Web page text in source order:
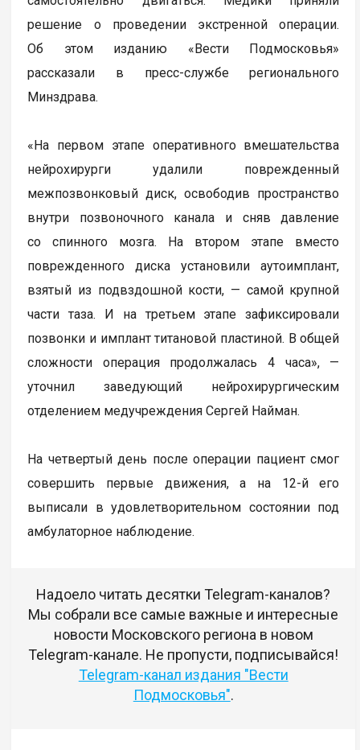
решение о проведении экстренной операции.
Об этом изданию «Вести Подмосковья»
рассказали в пресс-службе регионального
Минздрава.
«На первом этапе оперативного вмешательства
нейрохирурги удалили поврежденный
межпозвонковый диск, освободив пространство
внутри позвоночного канала и сняв давление
со спинного мозга. На втором этапе вместо
поврежденного диска установили аутоимплант,
взятый из подвздошной кости, — самой крупной
части таза. И на третьем этапе зафиксировали
позвонки и имплант титановой пластиной. В общей
сложности операция продолжалась 4 часа», —
уточнил заведующий нейрохирургическим
отделением медучреждения Сергей Найман.
На четвертый день после операции пациент смог
совершить первые движения, а на 12-й его
выписали в удовлетворительном состоянии под
амбулаторное наблюдение.
Надоело читать десятки Telegram-каналов?
Мы собрали все самые важные и интересные
новости Московского региона в новом
Telegram-канале. Не пропусти, подписывайся!
Telegram-канал издания "Вести
Подмосковья".